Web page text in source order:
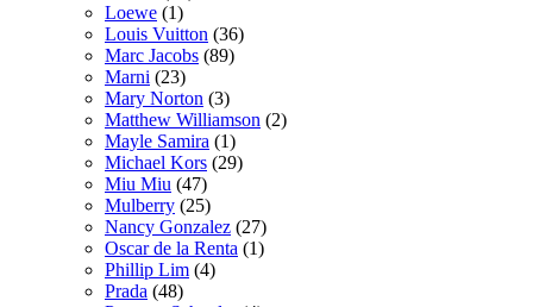
Loewe (1)
Louis Vuitton (36)
Marc Jacobs (89)
Marni (23)
Mary Norton (3)
Matthew Williamson (2)
Mayle Samira (1)
Michael Kors (29)
Miu Miu (47)
Mulberry (25)
Nancy Gonzalez (27)
Oscar de la Renta (1)
Phillip Lim (4)
Prada (48)